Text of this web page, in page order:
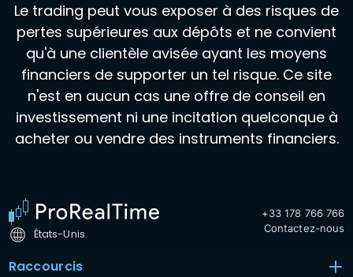
Le trading peut vous exposer à des risques de
pertes supérieures aux dépôts et ne convient
qu'à une clientèle avisée ayant les moyens
financiers de supporter un tel risque. Ce site
n'est en aucun cas une offre de conseil en
investissement ni une incitation quelconque à
acheter ou vendre des instruments financiers.
États-Unis
+33 178 766 766
Contactez-nous
Raccourcis